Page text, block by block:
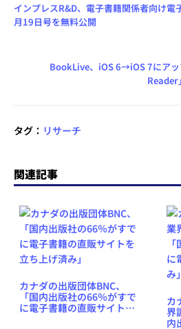
インプレスR&D、電子書籍関係者向け
月19日号を無料公開
BookLive、iOS 6→iOS 7にア
Reader
タグ： リサーチ
関連記事
カナダの出版団体BNC、
「国内出版社の66％がすで
に電子書籍の直販サイトを
カ
界
内